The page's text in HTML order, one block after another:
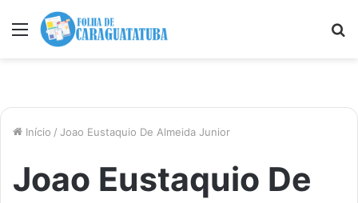
Menu
Início / Joao Eustaquio De Almeida Junior
Joao Eustaquio De